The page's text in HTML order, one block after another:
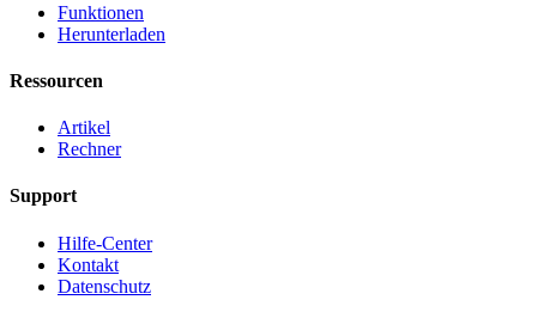
Funktionen
Herunterladen
Ressourcen
Artikel
Rechner
Support
Hilfe-Center
Kontakt
Datenschutz